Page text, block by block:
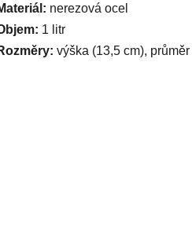
nerezová ocel
1 litr
výška (13,5 cm),